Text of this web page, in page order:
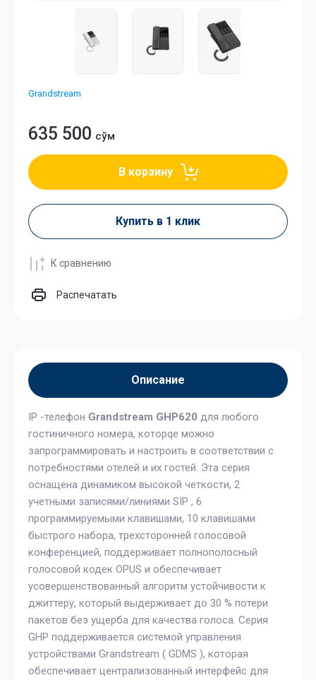
Grandstream
635 500 сўм
В корзину
Купить в 1 клик
К сравнению
Распечатать
Описание
IP -телефон Grandstream GHP620 для любого
гостиничного номера, которqе можно
запрограммировать и настроить в соответствии с
потребностями отелей и их гостей. Эта серия
оснащена динамиком высокой четкости, 2
учетными записями/линиями SIP , 6
программируемыми клавишами, 10 клавишами
быстрого набора, трехсторонней голосовой
конференцией, поддерживает полнополосный
голосовой кодек OPUS и обеспечивает
усовершенствованный алгоритм устойчивости к
джиттеру, который выдерживает до 30 % потери
пакетов без ущерба для качества голоса. Серия
GHP поддерживается системой управления
устройствами Grandstream ( GDMS ), которая
обеспечивает централизованный интерфейс для